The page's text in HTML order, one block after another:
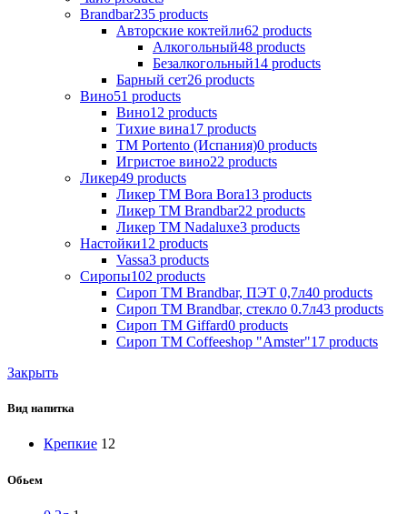
Brandbar235 products
Авторские коктейли62 products
Алкогольный48 products
Безалкогольный14 products
Барный сет26 products
Вино51 products
Вино12 products
Тихие вина17 products
ТМ Portento (Испания)0 products
Игристое вино22 products
Ликер49 products
Ликер ТМ Bora Bora13 products
Ликер ТМ Brandbar22 products
Ликер ТМ Nadaluxe3 products
Настойки12 products
Vassa3 products
Сиропы102 products
Сироп TM Brandbar, ПЭТ 0,7л40 products
Сироп TM Brandbar, стекло 0.7л43 products
Сироп TM Giffard0 products
Сироп TM Coffeeshop "Amster"17 products
Закрыть
Вид напитка
Крепкие 12
Обьем